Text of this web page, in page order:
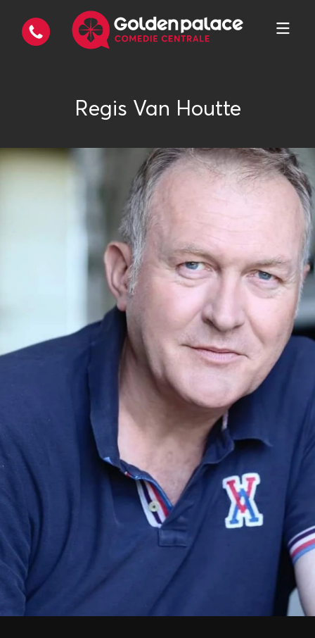
Regis Van Houtte